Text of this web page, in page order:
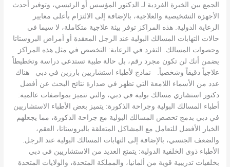
الجمع بين الخبرة الفردية لـ الدكتور المؤسس أو الرئيسي، وتوفير أحدث
الأجهزة التشخيصية والعلاجية، بالإضافة إلى الالتزام بأعلى معايير
الرعاية الدولية. هذه المراكز توفر بيئة علاجية متكاملة، لا سيما في
حالات التهابات المسالك البولية عند الرجل المعقدة أو أمراض البروستاتا
وحصوات المسالك. التفرد في الرعاية: التخصص في مثل هذه المراكز
يضمن أنك لن تكون مجرد رقم، بل حالة طبية تستدعي دراسة وتخطيطاً
علاجياً دقيقاً وشخصياً. نماذج لأطباء استشاريين بارزين في دبي هناك
عدد من الأسماء اللامعة التي تظهر في صدارة نتائج البحث عن أفضل
دكتور استشاري مسالك بولية في دبي، والتي تتميز بمواصفات عالمية:
أطباء المسالك البولية وجراحة الذكورة: يتميز بعض الأطباء الاستشاريين
في دبي بدمج تخصص المسالك البولية مع جراحة الذكورة، مما يجعلهم
الخيار الأفضل للتعامل مع المشاكل المتعلقة بالبروستاتا، العقم،
والضعف الجنسي، بالإضافة إلى التهابات المسالك البولية عند الرجل.
الأطباء ذوي الخلفية الدولية: يتمتع العديد من الاستشاريين في دبي
بخلفيات تدريبية قوية من ألمانيا، والمملكة المتحدة، والولايات المتحدة